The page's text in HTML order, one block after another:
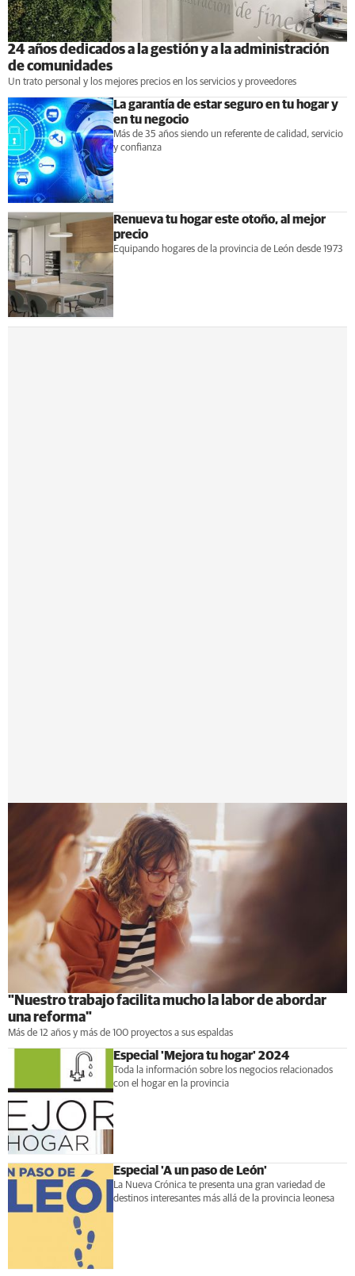
24 años dedicados a la gestión y a la administración
de comunidades
Un trato personal y los mejores precios en los servicios y proveedores
La garantía de estar seguro en tu hogar y
en tu negocio
Más de 35 años siendo un referente de calidad, servicio
y confianza
Renueva tu hogar este otoño, al mejor
precio
Equipando hogares de la provincia de León desde 1973
"Nuestro trabajo facilita mucho la labor de abordar
una reforma"
Más de 12 años y más de 100 proyectos a sus espaldas
Especial 'Mejora tu hogar' 2024
Toda la información sobre los negocios relacionados
con el hogar en la provincia
Especial 'A un paso de León'
La Nueva Crónica te presenta una gran variedad de
destinos interesantes más allá de la provincia leonesa